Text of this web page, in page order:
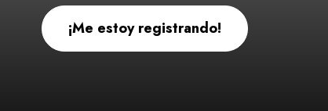
¡Me estoy registrando!